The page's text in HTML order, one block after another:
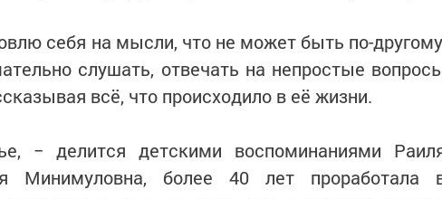
себя на мысли, что не может быть по-
слушать, отвечать на непростые
всё, что происходило в её жизни.
− делится детскими воспоминаниями
Минимуловна, более 40 лет проработала